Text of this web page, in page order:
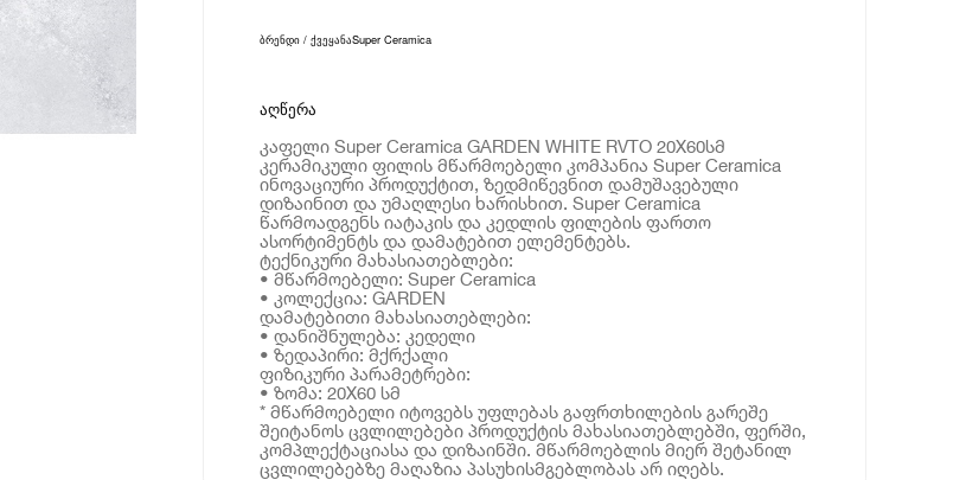
ბრენდი / ქვეყანაSuper Ceramica
აღწერა
კაფელი Super Ceramica GARDEN WHITE RVTO 20X60სმ
კერამიკული ფილის მწარმოებელი კომპანია Super Ceramica
ინოვაციური პროდუქტით, ზედმიწევნით დამუშავებული
დიზაინით და უმაღლესი ხარისხით. Super Ceramica
წარმოადგენს იატაკის და კედლის ფილების ფართო
ასორტიმენტს და დამატებით ელემენტებს.
ტექნიკური მახასიათებლები:
• მწარმოებელი: Super Ceramica
• კოლექცია: GARDEN
დამატებითი მახასიათებლები:
• დანიშნულება: კედელი
• ზედაპირი: მქრქალი
ფიზიკური პარამეტრები:
• ზომა: 20X60 სმ
* მწარმოებელი იტოვებს უფლებას გაფრთხილების გარეშე
შეიტანოს ცვლილებები პროდუქტის მახასიათებლებში, ფერში,
კომპლექტაციასა და დიზაინში. მწარმოებლის მიერ შეტანილ
ცვლილებებზე მაღაზია პასუხისმგებლობას არ იღებს.